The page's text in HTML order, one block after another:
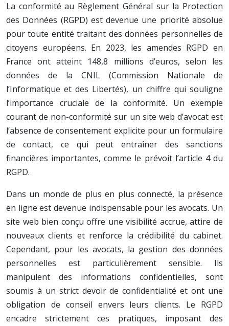
La conformité au Règlement Général sur la Protection
des Données (RGPD) est devenue une priorité absolue
pour toute entité traitant des données personnelles de
citoyens européens. En 2023, les amendes RGPD en
France ont atteint 148,8 millions d’euros, selon les
données de la CNIL (Commission Nationale de
l’Informatique et des Libertés), un chiffre qui souligne
l’importance cruciale de la conformité. Un exemple
courant de non-conformité sur un site web d’avocat est
l’absence de consentement explicite pour un formulaire
de contact, ce qui peut entraîner des sanctions
financières importantes, comme le prévoit l’article 4 du
RGPD.
Dans un monde de plus en plus connecté, la présence
en ligne est devenue indispensable pour les avocats. Un
site web bien conçu offre une visibilité accrue, attire de
nouveaux clients et renforce la crédibilité du cabinet.
Cependant, pour les avocats, la gestion des données
personnelles est particulièrement sensible. Ils
manipulent des informations confidentielles, sont
soumis à un strict devoir de confidentialité et ont une
obligation de conseil envers leurs clients. Le RGPD
encadre strictement ces pratiques, imposant des